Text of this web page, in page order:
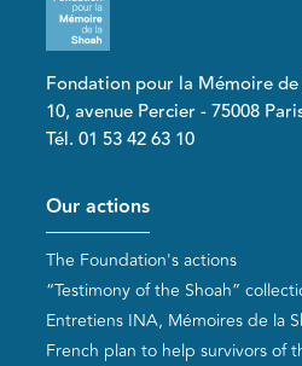
Fondation pour la Mémoire de
10, avenue Percier - 75008
Tél. 01 53 42 63 10
Pied de page
Our actions
The Foundation's actions
“Testimony of the Shoah”
Entretiens INA, Mémoires de la
French plan to help survivors of